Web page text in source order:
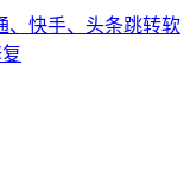
、快手、头条跳转软